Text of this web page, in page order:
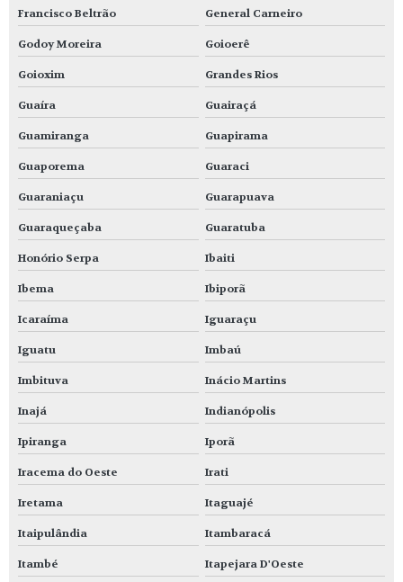
Francisco Beltrão General Carneiro
Godoy Moreira Goioerê
Goioxim Grandes Rios
Guaíra Guairaçá
Guamiranga Guapirama
Guaporema Guaraci
Guaraniaçu Guarapuava
Guaraqueçaba Guaratuba
Honório Serpa Ibaiti
Ibema Ibiporã
Icaraíma Iguaraçu
Iguatu Imbaú
Imbituva Inácio Martins
Inajá Indianópolis
Ipiranga Iporã
Iracema do Oeste Irati
Iretama Itaguajé
Itaipulândia Itambaracá
Itambé Itapejara D'Oeste